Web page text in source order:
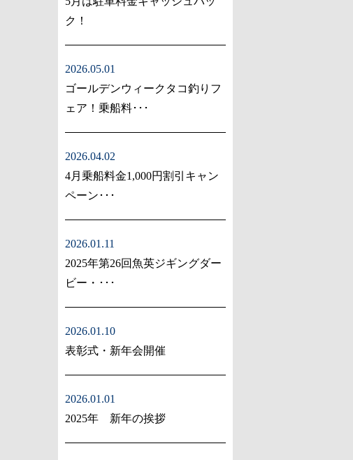
ク！
2026.05.01
ゴールデンウィークタコ釣りフ
ェア！乗船料･･･
2026.04.02
4月乗船料金1,000円割引キャン
ペーン･･･
2026.01.11
2025年第26回魚英ジギングダー
ビー・･･･
2026.01.10
表彰式・新年会開催
2026.01.01
2025年 新年の挨拶